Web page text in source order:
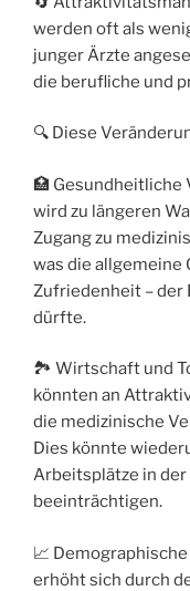
werden oft als
junger Ärzte
die berufliche und
🔍 Diese
🏥 Gesundheitliche
wird zu längeren
Zugang zu
was die allgemeine
Zufriedenheit – der
dürfte.
🏞️ Wirtschaft und
könnten an
die medizinische
Dies könnte
Arbeitsplätze in
beeinträchtigen.
📈
erhöht sich durch